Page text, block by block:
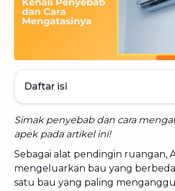
Daftar isi
Simak penyebab dan cara
apek pada artikel ini!
Sebagai alat pendingin ruangan,
mengeluarkan bau yang
satu bau yang paling